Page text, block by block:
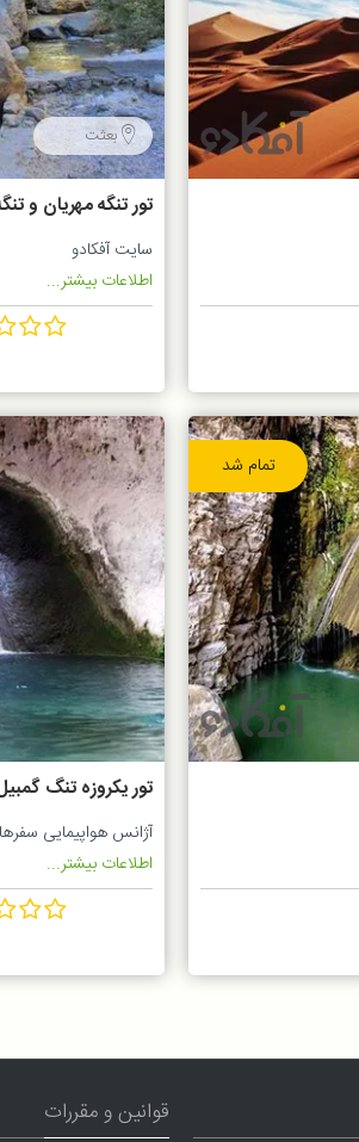
بعثت
تور تنگه مهریان و تنگه
سایت آفکادو
اطلاعات بیشتر...
تمام شد
تور یکروزه تنگ
آژانس هواپیمایی
اطلاعات بیشتر...
قوانین و مقررات